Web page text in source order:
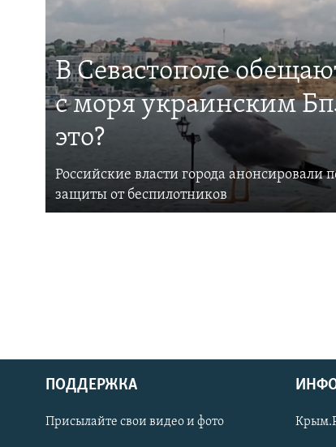
Українською
В Севастополе
с моря украинским
это?
Российские власти города анонсировали
защиты от беспилотников
ПОДДЕРЖКА
Присылайте свои видео и фото